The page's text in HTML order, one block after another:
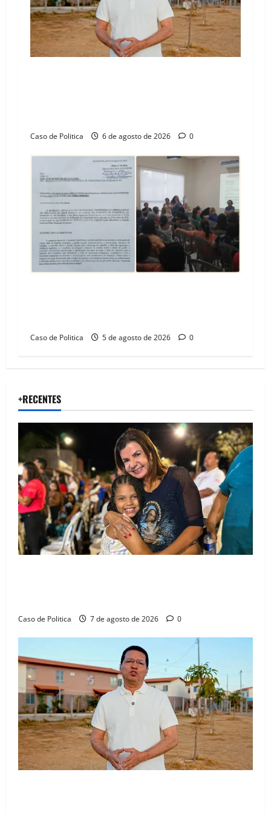
Caso de Politica 6 de agosto de 2026 0
Caso de Politica 5 de agosto de 2026 0
+RECENTES
Caso de Politica 7 de agosto de 2026 0